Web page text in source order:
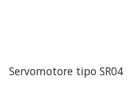
Servomotore tipo SR04